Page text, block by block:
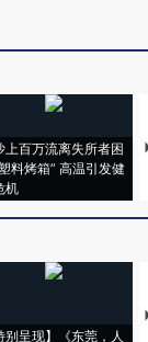
上百万流离失所者困
料烤箱” 高温引发健
机
别呈现】《东莞，人